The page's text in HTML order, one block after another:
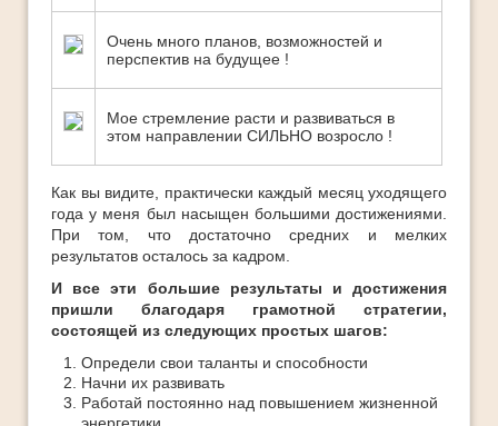
Очень много планов, возможностей и
перспектив на будущее !
Мое стремление расти и развиваться в
этом направлении СИЛЬНО возросло !
Как вы видите, практически каждый месяц уходящего
года у меня был насыщен большими достижениями.
При том, что достаточно средних и мелких
результатов осталось за кадром.
И все эти большие результаты и достижения
пришли благодаря грамотной стратегии,
состоящей из следующих простых шагов:
Определи свои таланты и способности
Начни их развивать
Работай постоянно над повышением жизненной